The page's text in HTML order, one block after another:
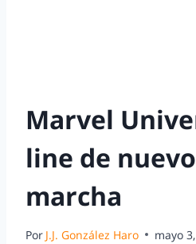
Marvel
line de
marcha
Por J.J. González Haro mayo